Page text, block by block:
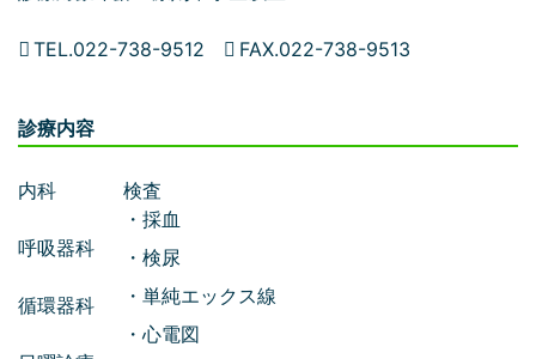
TEL.022-738-9512 FAX.022-738-9513
診療内容
内科
呼吸器科
循環器科
検査
・採血
・検尿
・単純エックス線
・心電図